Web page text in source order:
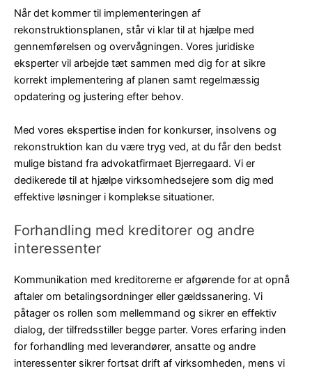
Når det kommer til implementeringen af
rekonstruktionsplanen, står vi klar til at hjælpe med
gennemførelsen og overvågningen. Vores juridiske
eksperter vil arbejde tæt sammen med dig for at sikre
korrekt implementering af planen samt regelmæssig
opdatering og justering efter behov.
Med vores ekspertise inden for konkurser, insolvens og
rekonstruktion kan du være tryg ved, at du får den bedst
mulige bistand fra advokatfirmaet Bjerregaard. Vi er
dedikerede til at hjælpe virksomhedsejere som dig med
effektive løsninger i komplekse situationer.
Forhandling med kreditorer og andre
interessenter
Kommunikation med kreditorerne er afgørende for at opnå
aftaler om betalingsordninger eller gældssanering. Vi
påtager os rollen som mellemmand og sikrer en effektiv
dialog, der tilfredsstiller begge parter. Vores erfaring inden
for forhandling med leverandører, ansatte og andre
interessenter sikrer fortsat drift af virksomheden, mens vi